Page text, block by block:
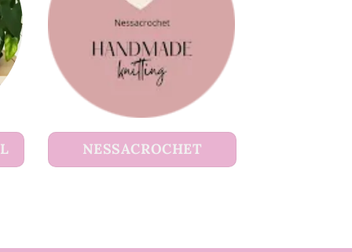
NESSACROCHET